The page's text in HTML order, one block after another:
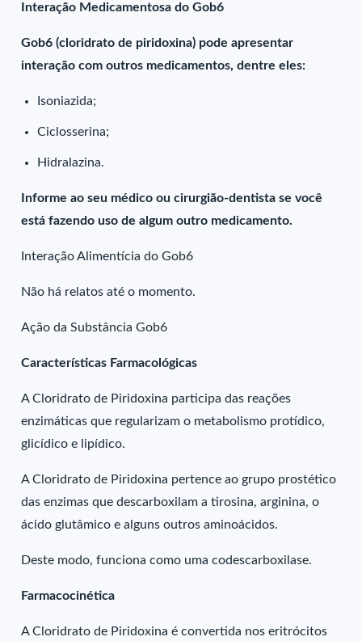
Interação Medicamentosa do Gob6
Gob6 (cloridrato de piridoxina) pode apresentar
interação com outros medicamentos, dentre eles:
Isoniazida;
Ciclosserina;
Hidralazina.
Informe ao seu médico ou cirurgião-dentista se você
está fazendo uso de algum outro medicamento.
Interação Alimentícia do Gob6
Não há relatos até o momento.
Ação da Substância Gob6
Características Farmacológicas
A Cloridrato de Piridoxina participa das reações
enzimáticas que regularizam o metabolismo protídico,
glicídico e lipídico.
A Cloridrato de Piridoxina pertence ao grupo prostético
das enzimas que descarboxilam a tirosina, arginina, o
ácido glutâmico e alguns outros aminoácidos.
Deste modo, funciona como uma codescarboxilase.
Farmacocinética
A Cloridrato de Piridoxina é convertida nos eritrócitos